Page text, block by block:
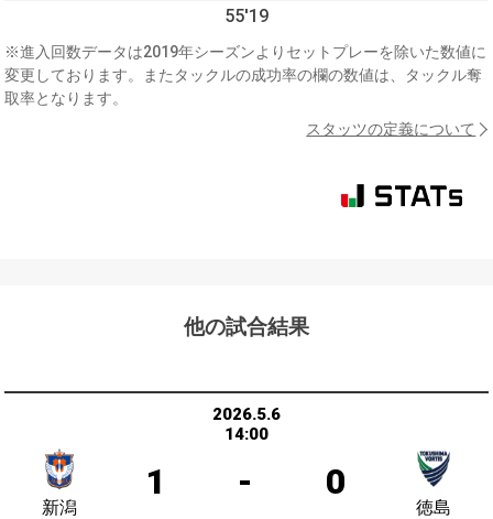
55'19
※進入回数データは2019年シーズンよりセットプレーを除いた数値に
変更しております。またタックルの成功率の欄の数値は、タックル奪
取率となります。
スタッツの定義について
他の試合結果
2026.5.6
14:00
1 - 0
新潟 徳島